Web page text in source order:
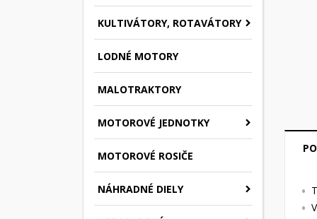
KULTIVÁTORY, ROTAVÁTORY
LODNÉ MOTORY
MALOTRAKTORY
MOTOROVÉ JEDNOTKY
MOTOROVÉ ROSIČE
NÁHRADNÉ DIELY